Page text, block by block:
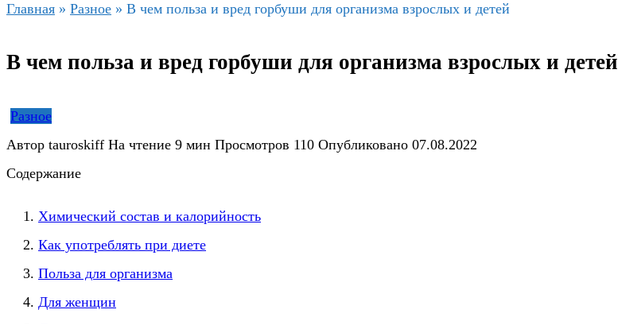
Главная » Разное » В чем польза и вред горбуши для организма взрослых и детей
В чем польза и вред горбуши для организма взрослых и детей
Разное
Автор tauroskiff На чтение 9 мин Просмотров 110 Опубликовано 07.08.2022
Содержание
Химический состав и калорийность
Как употрeблять при диете
Польза для организма
Для женщин